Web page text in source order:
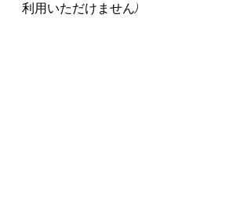
利用いただけません)